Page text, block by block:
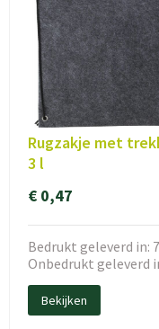
Rugzakje met
3 l
€ 0,47
Bedrukt geleverd in:
Onbedrukt geleverd
Bekijken